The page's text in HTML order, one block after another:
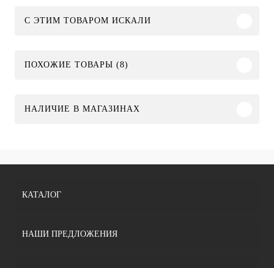
C ЭТИМ ТОВАРОМ ИСКАЛИ
ПОХОЖИЕ ТОВАРЫ (8)
НАЛИЧИЕ В МАГАЗИНАХ
КАТАЛОГ
НАШИ ПРЕДЛОЖЕНИЯ